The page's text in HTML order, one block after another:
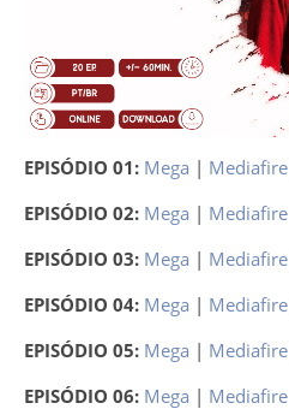
EPISÓDIO 01: Mega | Mediafire
EPISÓDIO 02: Mega | Mediafire
EPISÓDIO 03: Mega | Mediafire
EPISÓDIO 04: Mega | Mediafire
EPISÓDIO 05: Mega | Mediafire
EPISÓDIO 06: Mega | Mediafire